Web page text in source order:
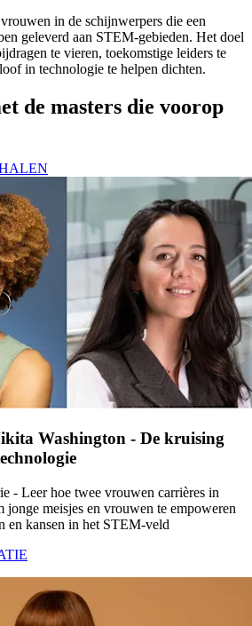
in de schijnwerpers die een
geleverd aan STEM-gebieden. Het doel
te vieren, toekomstige leiders te
in technologie te helpen dichten.
de masters die voorop
Washington - De kruising
- Leer hoe twee vrouwen carrières in
jonge meisjes en vrouwen te empoweren
en kansen in het STEM-veld